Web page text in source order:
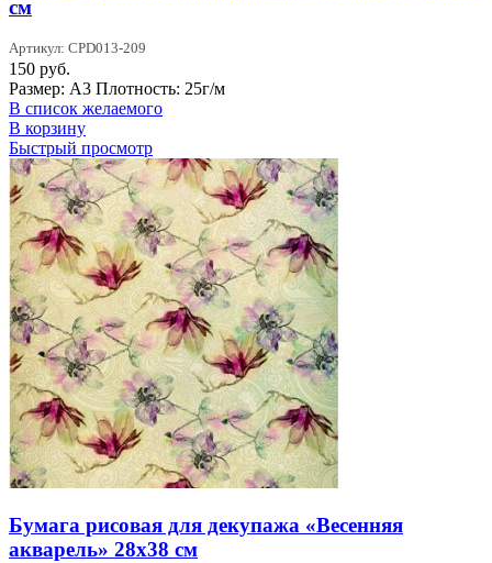
см
Артикул: CPD013-209
150 руб.
Размер: А3 Плотность: 25г/м
В список желаемого
В корзину
Быстрый просмотр
Бумага рисовая для декупажа «Весенняя
акварель» 28х38 см